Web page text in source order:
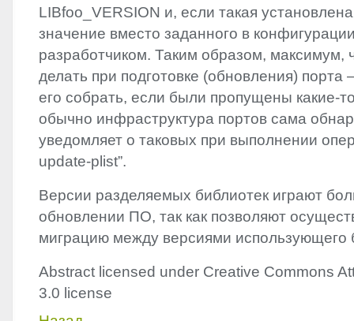
LIBfoo_VERSION и, если такая
значение вместо заданного в
разработчиком. Таким образом, максимум,
делать при подготовке (обновления) порта
его собрать, если были пропущены какие-
обычно инфраструктура портов сама
уведомляет о таковых при выполнении
update-plist”.
Версии разделяемых библиотек играют
обновлении ПО, так как позволяют
миграцию между версиями использующего
Abstract licensed under Creative Commons
3.0 license